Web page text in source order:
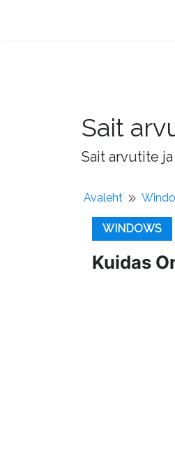
Sait
Sait arvutite
Avaleht
WINDOWS
Kuidas